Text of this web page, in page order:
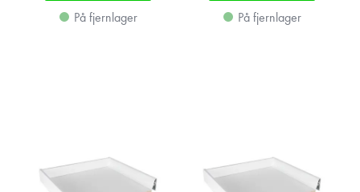
På fjernlager
På fjernlager